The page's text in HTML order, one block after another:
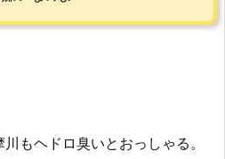
もヘドロ臭いとおっしゃる。